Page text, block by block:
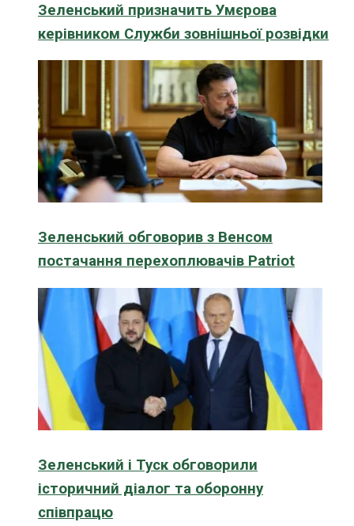
Зеленський призначить Умєрова
керівником Служби зовнішньої розвідки
Зеленський обговорив з Венсом
постачання перехоплювачів Patriot
Зеленський і Туск обговорили
історичний діалог та оборонну
співпрацю